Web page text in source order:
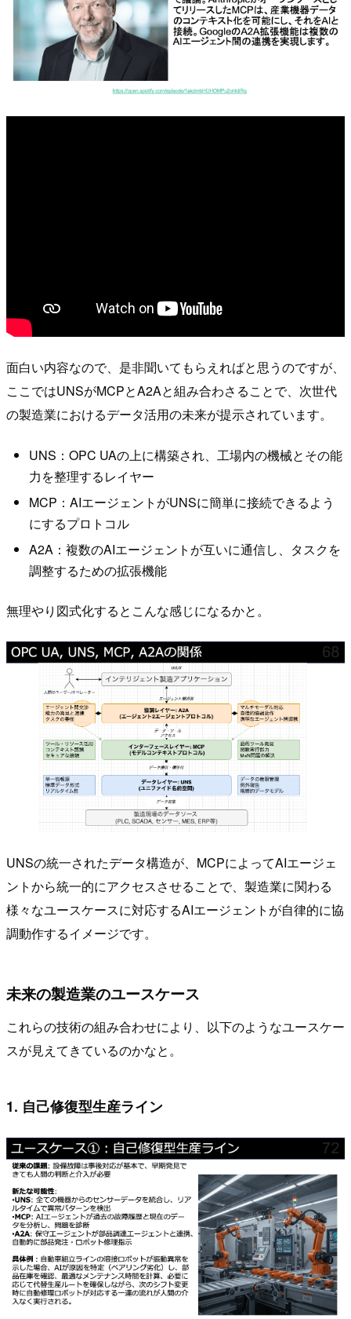
面白い内容なので、是非聞いてもらえればと思うのですが、
ここではUNSがMCPとA2Aと組み合わさることで、次世代
の製造業におけるデータ活用の未来が提示されています。
UNS：OPC UAの上に構築され、工場内の機械とその能
力を整理するレイヤー
MCP：AIエージェントがUNSに簡単に接続できるよう
にするプロトコル
A2A：複数のAIエージェントが互いに通信し、タスクを
調整するための拡張機能
無理やり図式化するとこんな感じになるかと。
UNSの統一されたデータ構造が、MCPによってAIエージェ
ントから統一的にアクセスさせることで、製造業に関わる
様々なユースケースに対応するAIエージェントが自律的に協
調動作するイメージです。
未来の製造業のユースケース
これらの技術の組み合わせにより、以下のようなユースケー
スが見えてきているのかなと。
1. 自己修復型生産ライン